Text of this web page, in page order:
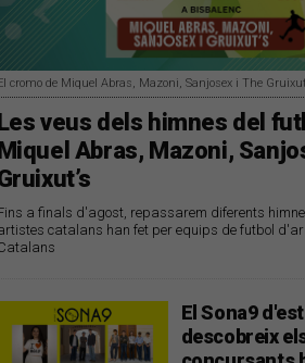
El cromo de Miquel Abras, Mazoni, Sanjosex i The
Les veus dels himnes del
Miquel Abras, Mazoni,
a finals d'agost, repassarem diferents
catalans han fet per equips de futbol
El Sona9
descobreix